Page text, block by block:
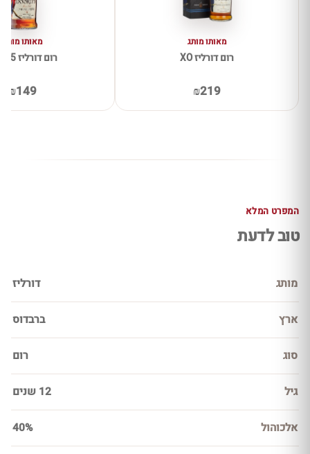
מאותו מותג
רום דורליז XO
₪219
מאותו מותג
רום דורליז 5 שנים
₪149
המפרט המלא
טוב לדעת
מותג דורליז
ארץ ברבדוס
סוג רום
גיל 12 שנים
אלכוהול 40%